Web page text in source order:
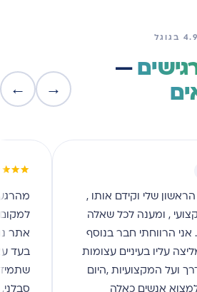
—
→
←
שלי וקידם אותו ,
, ומענה לכל שאלה
הרווחתי חבר בנוסף
עליו בעיניים עצומות
ועל המקצועיות ,היום
אנשים כאלה
למקום
אתר
בעד
שתמיד